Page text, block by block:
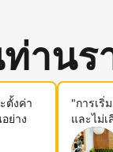
านร
ตั้งค่า
ย่าง
"การเริ่
และไม่เ